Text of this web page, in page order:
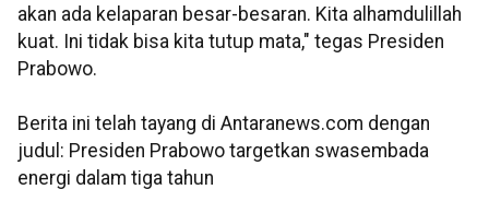
akan ada kelaparan besar-besaran. Kita alhamdulillah
kuat. Ini tidak bisa kita tutup mata," tegas Presiden
Prabowo.
Berita ini telah tayang di Antaranews.com dengan
judul: Presiden Prabowo targetkan swasembada
energi dalam tiga tahun